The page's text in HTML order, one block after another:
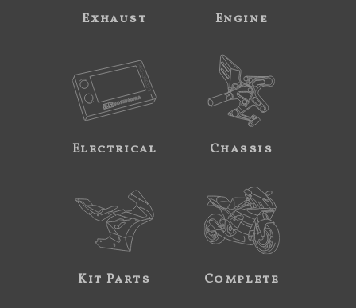
Exhaust Engine
Electrical Chassis
Kit Parts Complete